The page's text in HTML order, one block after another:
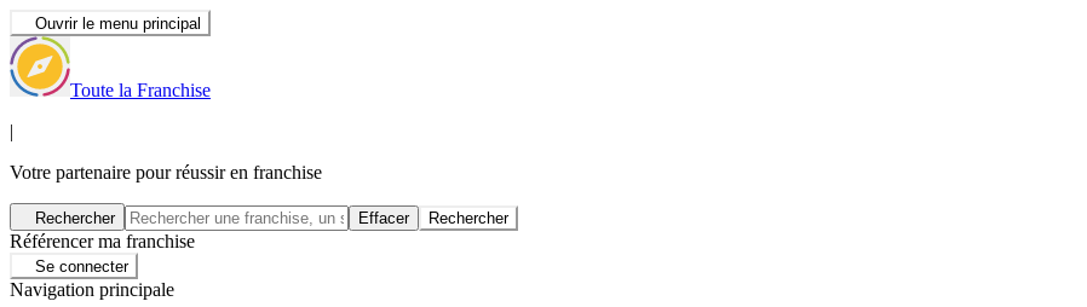
Ouvrir le menu principal
Toute la Franchise
|
Votre partenaire pour réussir en franchise
Rechercher Effacer Rechercher
Référencer ma franchise
Se connecter
Navigation principale